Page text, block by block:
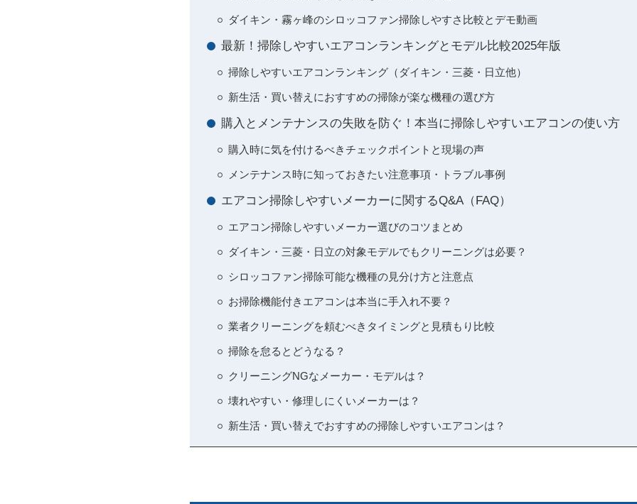
ダイキン・霧ヶ峰のシロッコファン掃除しやすさ比較とデモ動画
最新！掃除しやすいエアコンランキングとモデル比較2025年版
掃除しやすいエアコンランキング（ダイキン・三菱・日立他）
新生活・買い替えにおすすめの掃除が楽な機種の選び方
購入とメンテナンスの失敗を防ぐ！本当に掃除しやすいエアコンの使い方
購入時に気を付けるべきチェックポイントと現場の声
メンテナンス時に知っておきたい注意事項・トラブル事例
エアコン掃除しやすいメーカーに関するQ&A（FAQ）
エアコン掃除しやすいメーカー選びのコツまとめ
ダイキン・三菱・日立の対象モデルでもクリーニングは必要？
シロッコファン掃除可能な機種の見分け方と注意点
お掃除機能付きエアコンは本当に手入れ不要？
業者クリーニングを頼むべきタイミングと見積もり比較
掃除を怠るとどうなる？
クリーニングNGなメーカー・モデルは？
壊れやすい・修理しにくいメーカーは？
新生活・買い替えでおすすめの掃除しやすいエアコンは？